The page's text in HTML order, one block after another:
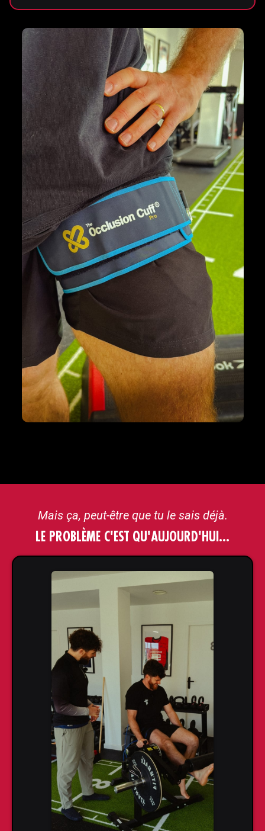
Mais ça, peut-être que tu le sais déjà.
LE PROBLÈME C'EST QU'AUJOURD'HUI…